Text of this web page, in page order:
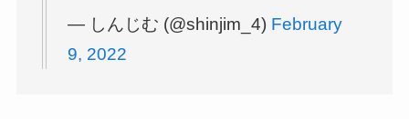
— しんじむ (@shinjim_4) February
9, 2022